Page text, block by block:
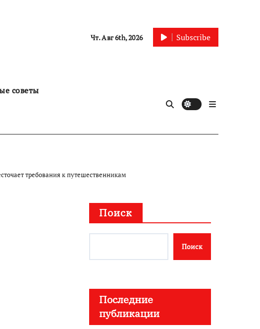
Чт. Авг 6th, 2026 Subscribe
советы
требования к путешественникам
Поиск
Поиск
Последние
публикации